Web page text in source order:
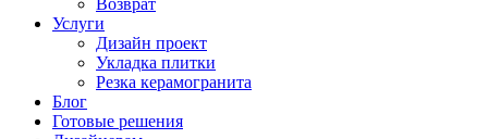
Возврат
Услуги
Дизайн проект
Укладка плитки
Резка керамогранита
Блог
Готовые решения